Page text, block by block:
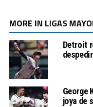
MORE IN LIGAS
Detroit
George
joya de